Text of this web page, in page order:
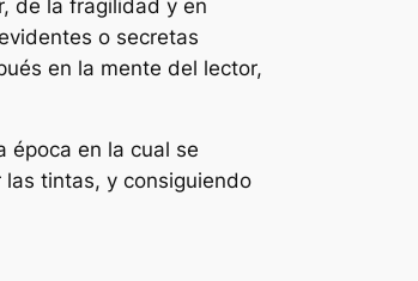
de la fragilidad y en
o secretas
en la mente del lector,
época en la cual se
tintas, y consiguiendo